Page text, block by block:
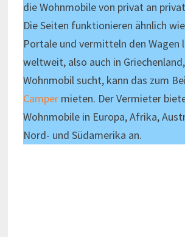
die Wohnmobile von privat an
Die Seiten funktionieren ähnlich
Portale und vermitteln den Wagen
weltweit, also auch in
Wohnmobil sucht, kann das zum
Campermieten. Der Vermieter
Wohnmobile in Europa, Afrika,
Nord- und Südamerika an.